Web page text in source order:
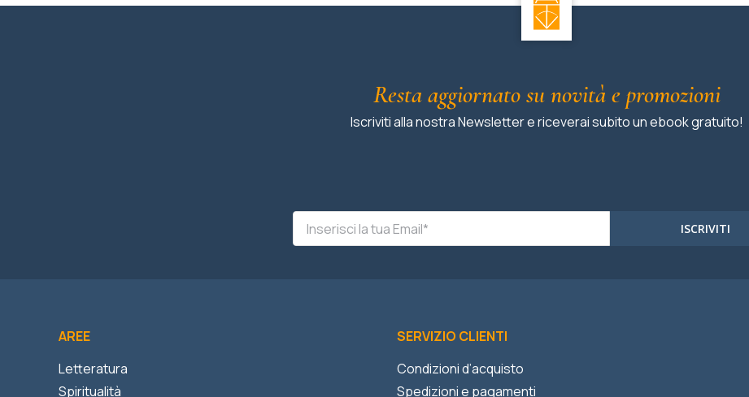
Resta aggiornato su novità e promozioni
Iscriviti alla nostra Newsletter e riceverai subito un ebook gratuito!
ISCRIVITI
AREE
Letteratura
Spiritualità
SERVIZIO CLIENTI
Condizioni d’acquisto
Spedizioni e pagamenti